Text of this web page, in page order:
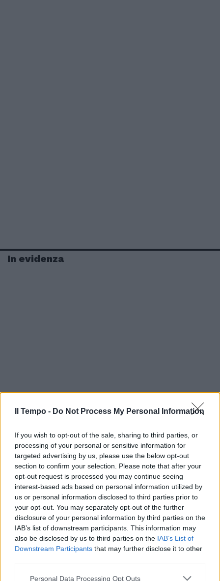
Il Tempo - Do Not Process My Personal Information
If you wish to opt-out of the sale, sharing to third parties, or
processing of your personal or sensitive information for
targeted advertising by us, please use the below opt-out
section to confirm your selection. Please note that after your
opt-out request is processed you may continue seeing
interest-based ads based on personal information utilized by
us or personal information disclosed to third parties prior to
your opt-out. You may separately opt-out of the further
disclosure of your personal information by third parties on the
IAB’s list of downstream participants. This information may
also be disclosed by us to third parties on the IAB’s List of
Downstream Participants that may further disclose it to other
Personal Data Processing Opt Outs
In evidenza